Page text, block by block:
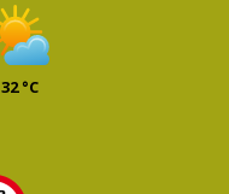
32 °C